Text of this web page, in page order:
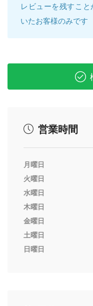
レビューを残すこ
いたお客様のみです
営業時間
月曜日
火曜日
水曜日
木曜日
金曜日
土曜日
日曜日